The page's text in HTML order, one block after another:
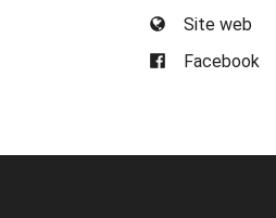
Site web
Facebook